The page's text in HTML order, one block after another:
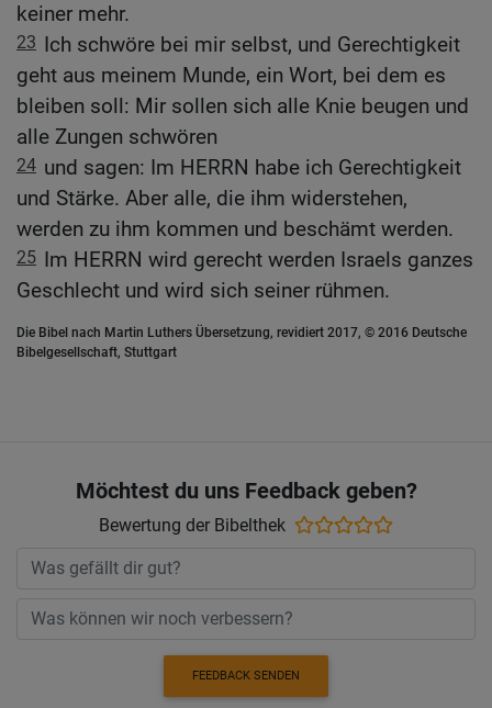
keiner mehr.
23 Ich schwöre bei mir selbst, und Gerechtigkeit
geht aus meinem Munde, ein Wort, bei dem es
bleiben soll: Mir sollen sich alle Knie beugen und
alle Zungen schwören
24 und sagen: Im HERRN habe ich Gerechtigkeit
und Stärke. Aber alle, die ihm widerstehen,
werden zu ihm kommen und beschämt werden.
25 Im HERRN wird gerecht werden Israels ganzes
Geschlecht und wird sich seiner rühmen.
Die Bibel nach Martin Luthers Übersetzung, revidiert 2017, © 2016 Deutsche
Bibelgesellschaft, Stuttgart
Möchtest du uns Feedback geben?
Bewertung der Bibelthek
FEEDBACK SENDEN